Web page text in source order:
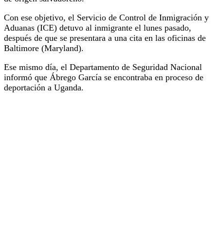
Con ese objetivo, el Servicio de Control de Inmigración y
Aduanas (ICE) detuvo al inmigrante el lunes pasado,
después de que se presentara a una cita en las oficinas de
Baltimore (Maryland).
Ese mismo día, el Departamento de Seguridad Nacional
informó que Ábrego García se encontraba en proceso de
deportación a Uganda.